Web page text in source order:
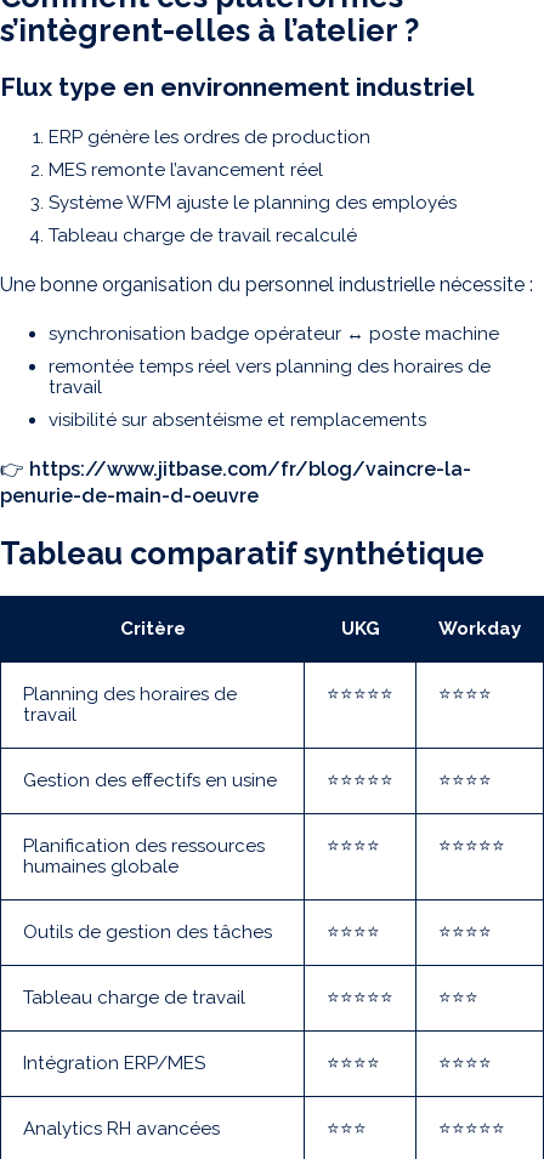
s’intègrent-elles à l’atelier ?
Flux type en environnement industriel
ERP génère les ordres de production
MES remonte l’avancement réel
Système WFM ajuste le planning des employés
Tableau charge de travail recalculé
Une bonne organisation du personnel industrielle nécessite :
synchronisation badge opérateur ↔ poste machine
remontée temps réel vers planning des horaires de
travail
visibilité sur absentéisme et remplacements
👉 https://www.jitbase.com/fr/blog/vaincre-la-
penurie-de-main-d-oeuvre
Tableau comparatif synthétique
Critère UKG Workday
Planning des horaires de
travail
⭐⭐⭐⭐⭐ ⭐⭐⭐⭐
Gestion des effectifs en usine ⭐⭐⭐⭐⭐ ⭐⭐⭐⭐
Planification des ressources
humaines globale
⭐⭐⭐⭐ ⭐⭐⭐⭐⭐
Outils de gestion des tâches ⭐⭐⭐⭐ ⭐⭐⭐⭐
Tableau charge de travail ⭐⭐⭐⭐⭐ ⭐⭐⭐
Intégration ERP/MES ⭐⭐⭐⭐ ⭐⭐⭐⭐
Analytics RH avancées ⭐⭐⭐ ⭐⭐⭐⭐⭐